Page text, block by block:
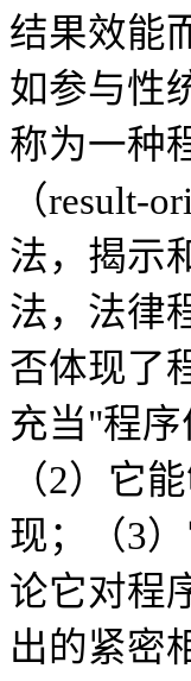
结果效能
如参与性
称为一种
（result-
法，揭示
法，法律
否体现了
充当"程
（2）它
现；（3
论它对程
出的紧密